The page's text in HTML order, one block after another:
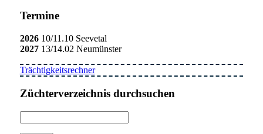
Termine
202610/11.10 Seevetal
202713/14.02 Neumünster
Trächtigkeitsrechner
Züchterverzeichnis durchsuchen